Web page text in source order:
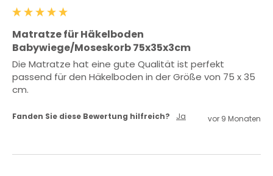
Matratze für Häkelboden
Babywiege/Moseskorb 75x35x3cm
Die Matratze hat eine gute Qualität ist perfekt
passend für den Häkelboden in der Größe von 75 x 35
cm.
Fanden Sie diese Bewertung hilfreich? Ja vor 9 Monaten